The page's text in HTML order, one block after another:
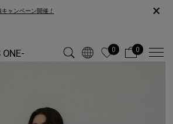
ャンペーン開催！ ×
ONE-
0 0